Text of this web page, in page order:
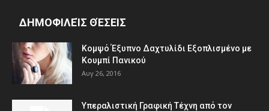
ΔΗΜΟΦΙΛΕΊΣ ΘΈΣΕΙΣ
Κομψό Έξυπνο Δαχτυλίδι Εξοπλισμένο με
Κουμπί Πανικού
Αυγ 26, 2016
Υπεραλιστική Γραφική Τέχνη από τον